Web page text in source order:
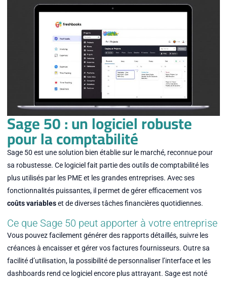
Sage 50 : un logiciel robuste
pour la comptabilité
Sage 50 est une solution bien établie sur le marché, reconnue pour
sa robustesse. Ce logiciel fait partie des outils de comptabilité les
plus utilisés par les PME et les grandes entreprises. Avec ses
fonctionnalités puissantes, il permet de gérer efficacement vos
coûts variableset de diverses tâches financières quotidiennes.
Ce que Sage 50 peut apporter à votre entreprise
Vous pouvez facilement générer des rapports détaillés, suivre les
créances à encaisser et gérer vos factures fournisseurs. Outre sa
facilité d’utilisation, la possibilité de personnaliser l’interface et les
dashboards rend ce logiciel encore plus attrayant. Sage est noté